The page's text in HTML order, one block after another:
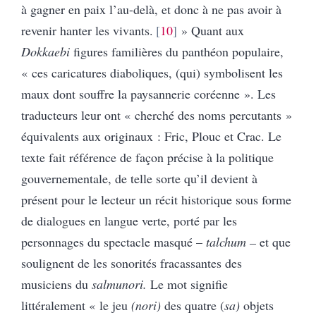
à gagner en paix l’au-delà, et donc à ne pas avoir à
revenir hanter les vivants. 10 » Quant aux
Dokkaebi figures familières du panthéon populaire,
« ces caricatures diaboliques, (qui) symbolisent les
maux dont souffre la paysannerie coréenne ». Les
traducteurs leur ont « cherché des noms percutants »
équivalents aux originaux : Fric, Plouc et Crac. Le
texte fait référence de façon précise à la politique
gouvernementale, de telle sorte qu’il devient à
présent pour le lecteur un récit historique sous forme
de dialogues en langue verte, porté par les
personnages du spectacle masqué – talchum – et que
soulignent de les sonorités fracassantes des
musiciens du salmunori. Le mot signifie
littéralement « le jeu (nori) des quatre (sa) objets